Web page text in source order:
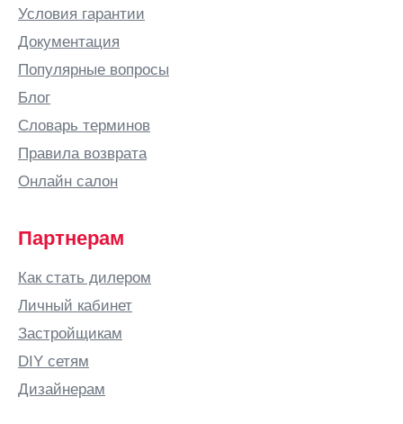
Белозерск
Белорецк
Белореченск
Березники
Бийск
Бишкек
Благовещенск
Богородск
Братск
Брянск
Условия гарантии
Документация
Популярные вопросы
Блог
Словарь терминов
Правила возврата
Онлайн салон
Партнерам
Как стать дилером
Личный кабинет
Застройщикам
DIY сетям
Дизайнерам